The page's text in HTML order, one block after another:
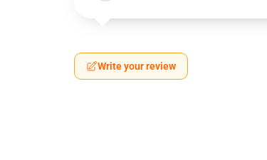
Write your review